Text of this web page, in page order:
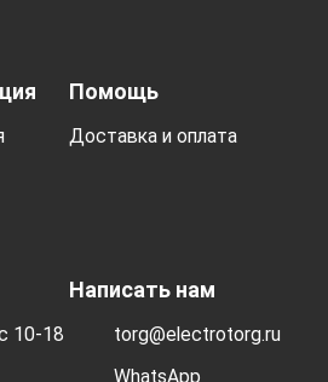
Помощь
Доставка и оплата
10-18
Написать нам
torg@electrotorg.ru
WhatsApp